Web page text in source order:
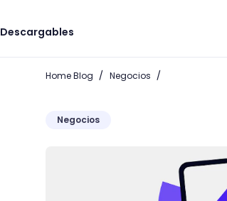
Descargables
Home Blog / Negocios /
Negocios
Plataformas para